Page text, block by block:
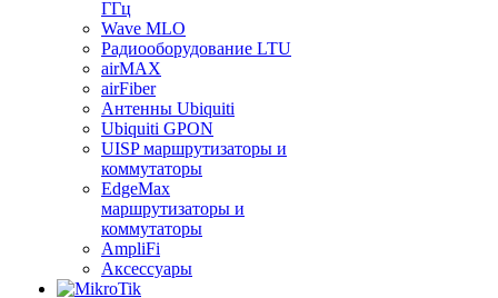
ГГц
Wave MLO
Радиооборудование LTU
airMAX
airFiber
Антенны Ubiquiti
Ubiquiti GPON
UISP маршрутизаторы и
коммутаторы
EdgeMax
маршрутизаторы и
коммутаторы
AmpliFi
Аксессуары